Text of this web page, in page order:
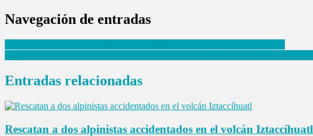
Navegación de entradas
Entradas relacionadas
Rescatan a dos alpinistas accidentados en el volcán Iztaccíhuatl